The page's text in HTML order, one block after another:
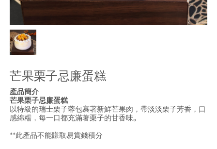
芒果栗子忌廉蛋糕
產品簡介
芒果栗子忌廉蛋糕
以特級的瑞士栗子蓉包裹著新鮮芒果肉，帶淡淡栗子芳香，口
感綿糯，每一口都充滿著栗子的甘香味。
**此產品不能賺取易賞錢積分